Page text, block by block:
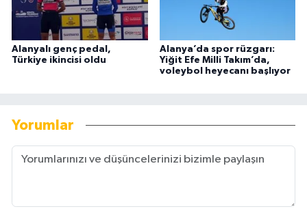
Alanyalı genç pedal,
Türkiye ikincisi oldu
Alanya’da spor rüzgarı:
Yiğit Efe Milli Takım’da,
voleybol heyecanı başlıyor
Yorumlar